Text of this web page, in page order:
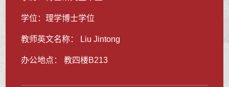
学位：理学博士学位
教师英文名称： Liu Jintong
办公地点： 教四楼B213